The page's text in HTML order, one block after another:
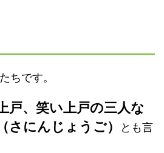
ちです。
戸、笑い上戸の三人な
さにんじょうご）
とも言